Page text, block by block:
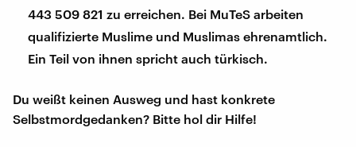
443 509 821 zu erreichen. Bei MuTeS arbeiten
qualifizierte Muslime und Muslimas ehrenamtlich.
Ein Teil von ihnen spricht auch türkisch.
Du weißt keinen Ausweg und hast konkrete
Selbstmordgedanken? Bitte hol dir Hilfe!